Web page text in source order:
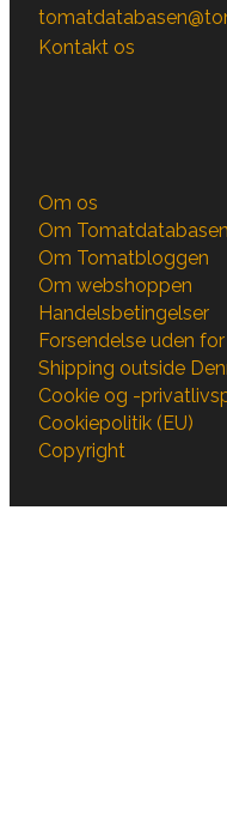
Kontakt os
Om os
Om Tomatdatabasen
Om Tomatbloggen
Om webshoppen
Handelsbetingelser
Forsendelse uden
Shipping outside
Cookie og -
Cookiepolitik (EU)
Copyright